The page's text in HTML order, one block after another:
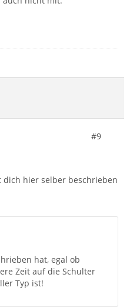
#9
dich hier selber beschrieben
hat, egal ob
Zeit auf die Schulter
Typ ist!